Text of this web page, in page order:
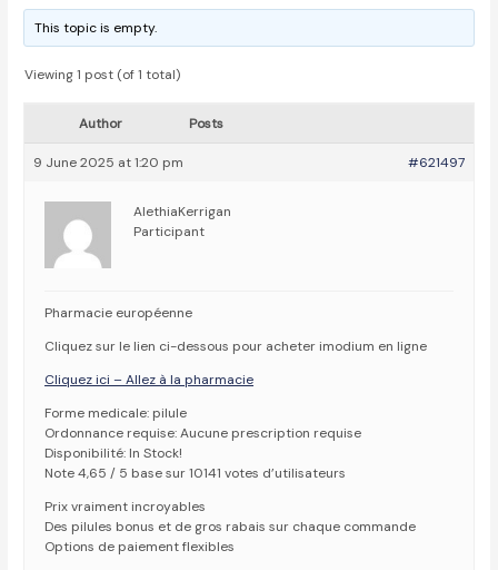
This topic is empty.
Viewing 1 post (of 1 total)
Author Posts
9 June 2025 at 1:20 pm #621497
AlethiaKerrigan
Participant
Pharmacie européenne
Cliquez sur le lien ci-dessous pour acheter imodium en ligne
Cliquez ici – Allez à la pharmacie
Forme medicale: pilule
Ordonnance requise: Aucune prescription requise
Disponibilité: In Stock!
Note 4,65 / 5 base sur 10141 votes d’utilisateurs
Prix vraiment incroyables
Des pilules bonus et de gros rabais sur chaque commande
Options de paiement flexibles